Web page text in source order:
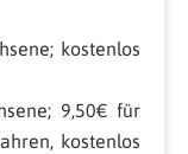
kostenlos
9,50€ für
kostenlos